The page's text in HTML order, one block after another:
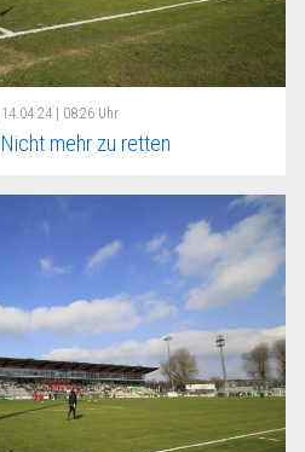
14.04.24 | 08:26 Uhr
mehr zu retten